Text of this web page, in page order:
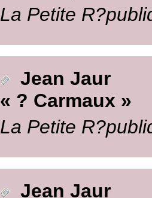
La Petite
Jean Jaur
« ? Carmaux »
La Petite
Jean Jaur